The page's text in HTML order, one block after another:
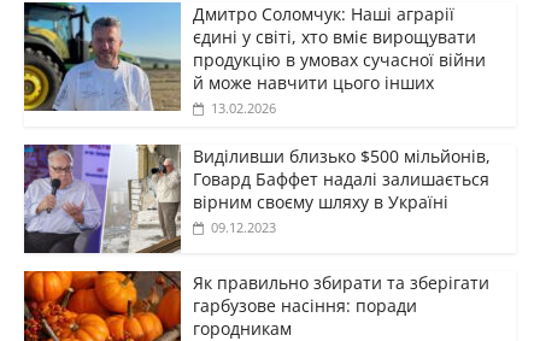
Дмитро Соломчук: Наші аграрії
єдині у світі, хто вміє вирощувати
продукцію в умовах сучасної війни
й може навчити цього інших
13.02.2026
Виділивши близько $500 мільйонів,
Говард Баффет надалі залишається
вірним своєму шляху в Україні
09.12.2023
Як правильно збирати та зберігати
гарбузове насіння: поради
городникам